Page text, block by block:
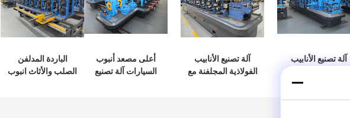
آلة تصنيع الأنابيب
الفولاذية ASTM A53
مع آلة تفكيك اللفائف
آلة تصنيع الأنابيب
الفولاذية المجلفنة مع
أعلى مصعد أنبوب
السيارات آلة تصنيع
الباردة المدلفن
الصلب والأثاث انبوب